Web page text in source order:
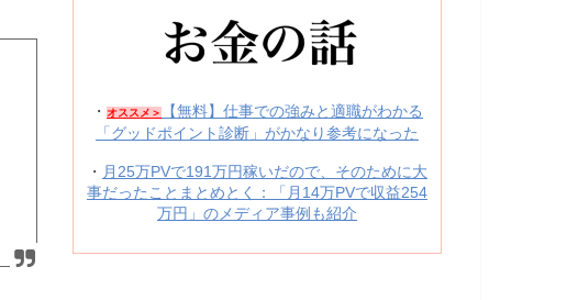
・ オススメ＞
【無料】仕事での強みと適職がわかる
「グッドポイント診断」がかなり参考になった
・ 月25万PVで191万円稼いだので、そのために大
事だったことまとめとく：「月14万PVで収益254
万円」のメディア事例も紹介